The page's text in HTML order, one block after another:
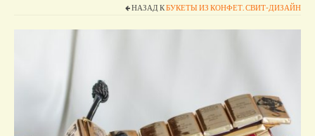
Каталог и цены
Обучение карвингу, свиту, видеокурсы
Инструменты
Отзывы о нас
НАЗАД КБУКЕТЫ ИЗ КОНФЕТ. СВИТ-ДИЗАЙН